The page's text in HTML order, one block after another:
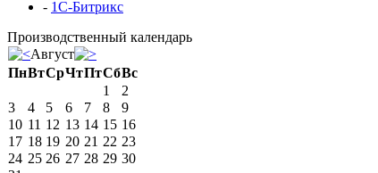
- 1С-Битрикс
Производственный календарь
Август
ПнВтСрЧтПтСбВс
1
2
3
4 5 6 7 8
9
10 11 12 13 14 15 16
17 18 19 20 21 22 23
24 25 26 27 28 29 30